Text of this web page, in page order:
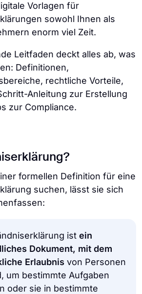
Vorlagen für
sowohl Ihnen als
enorm viel Zeit.
Leitfaden deckt alles ab, was
Definitionen,
rechtliche Vorteile,
Anleitung zur Erstellung
zur Compliance.
formellen Definition für eine
suchen, lässt sie sich
ist ein
Dokument, mit dem
Erlaubnis von Personen
um bestimmte Aufgaben
oder sie in bestimmte